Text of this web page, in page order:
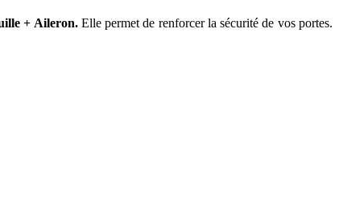
+ Aileron. Elle permet de renforcer la sécurité de vos portes.